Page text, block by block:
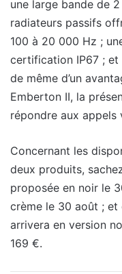
une large bande de
radiateurs passifs
100 à 20 000 Hz ;
certification IP67 ; et
de même d’un
Emberton II, la
répondre aux appels
Concernant les
deux produits,
proposée en noir le
crème le 30 août ; et
arrivera en version
169 €.